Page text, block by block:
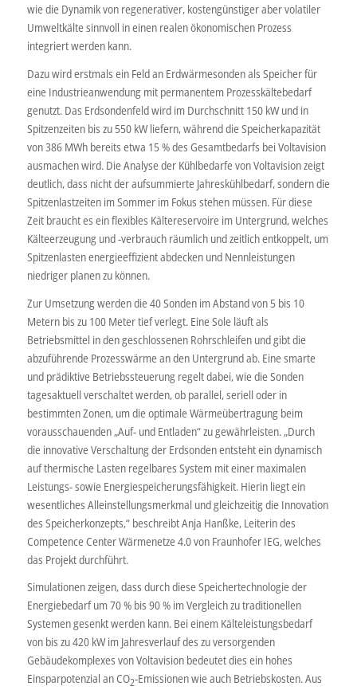
wie die Dynamik von regenerativer, kostengünstiger aber volatiler
Umweltkälte sinnvoll in einen realen ökonomischen Prozess
integriert werden kann.
Dazu wird erstmals ein Feld an Erdwärmesonden als Speicher für
eine Industrieanwendung mit permanentem Prozesskältebedarf
genutzt. Das Erdsondenfeld wird im Durchschnitt 150 kW und in
Spitzenzeiten bis zu 550 kW liefern, während die Speicherkapazität
von 386 MWh bereits etwa 15 % des Gesamtbedarfs bei Voltavision
ausmachen wird. Die Analyse der Kühlbedarfe von Voltavision zeigt
deutlich, dass nicht der aufsummierte Jahreskühlbedarf, sondern die
Spitzenlastzeiten im Sommer im Fokus stehen müssen. Für diese
Zeit braucht es ein flexibles Kältereservoire im Untergrund, welches
Kälteerzeugung und -verbrauch räumlich und zeitlich entkoppelt, um
Spitzenlasten energieeffizient abdecken und Nennleistungen
niedriger planen zu können.
Zur Umsetzung werden die 40 Sonden im Abstand von 5 bis 10
Metern bis zu 100 Meter tief verlegt. Eine Sole läuft als
Betriebsmittel in den geschlossenen Rohrschleifen und gibt die
abzuführende Prozesswärme an den Untergrund ab. Eine smarte
und prädiktive Betriebssteuerung regelt dabei, wie die Sonden
tagesaktuell verschaltet werden, ob parallel, seriell oder in
bestimmten Zonen, um die optimale Wärmeübertragung beim
vorausschauenden „Auf- und Entladen“ zu gewährleisten. „Durch
die innovative Verschaltung der Erdsonden entsteht ein dynamisch
auf thermische Lasten regelbares System mit einer maximalen
Leistungs- sowie Energiespeicherungsfähigkeit. Hierin liegt ein
wesentliches Alleinstellungsmerkmal und gleichzeitig die Innovation
des Speicherkonzepts,“ beschreibt Anja Hanßke, Leiterin des
Competence Center Wärmenetze 4.0 von Fraunhofer IEG, welches
das Projekt durchführt.
Simulationen zeigen, dass durch diese Speichertechnologie der
Energiebedarf um 70 % bis 90 % im Vergleich zu traditionellen
Systemen gesenkt werden kann. Bei einem Kälteleistungsbedarf
von bis zu 420 kW im Jahresverlauf des zu versorgenden
Gebäudekomplexes von Voltavision bedeutet dies ein hohes
Einsparpotenzial an CO2-Emissionen wie auch Betriebskosten. Aus